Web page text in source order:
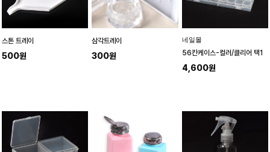
스톤 트레이
500원
삼각트레이
300원
네일몰
56칸케이스-컬러/클리어 택1
4,600원